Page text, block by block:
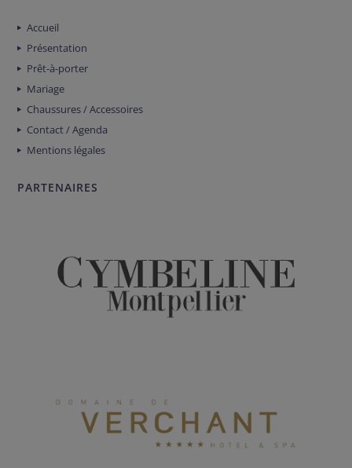
Accueil
Présentation
Prêt-à-porter
Mariage
Chaussures / Accessoires
Contact / Agenda
Mentions légales
PARTENAIRES